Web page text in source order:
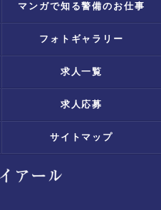
マンガで知る警備のお仕事
フォトギャラリー
求人一覧
求人応募
サイトマップ